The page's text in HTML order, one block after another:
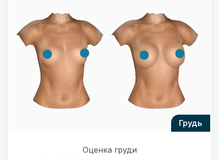
грудь
Оценка груди